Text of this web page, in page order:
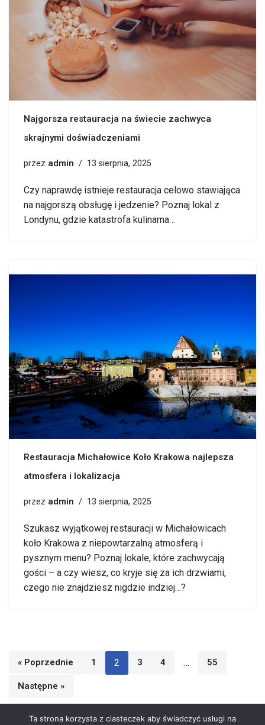
Najgorsza restauracja na świecie zachwyca
skrajnymi doświadczeniami
przez admin 13 sierpnia, 2025
Czy naprawdę istnieje restauracja celowo stawiająca
na najgorszą obsługę i jedzenie? Poznaj lokal z
Londynu, gdzie katastrofa kulinarna…
Restauracja Michałowice Koło Krakowa najlepsza
atmosfera i lokalizacja
przez admin 13 sierpnia, 2025
Szukasz wyjątkowej restauracji w Michałowicach
koło Krakowa z niepowtarzalną atmosferą i
pysznym menu? Poznaj lokale, które zachwycają
gości – a czy wiesz, co kryje się za ich drzwiami,
czego nie znajdziesz nigdzie indziej…?
« Poprzednie 1 2 3 4 … 55
Następne »
Ta strona korzysta z ciasteczek aby świadczyć usługi na